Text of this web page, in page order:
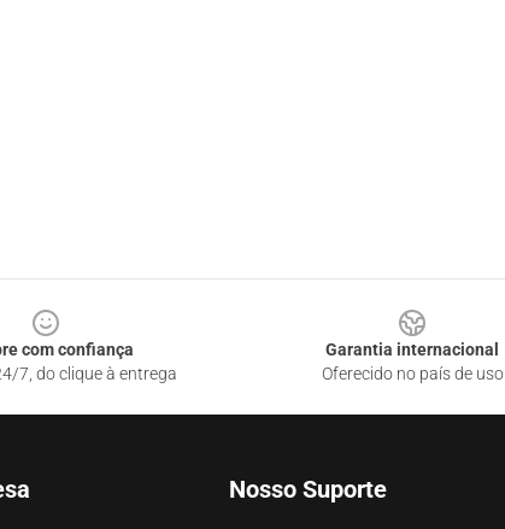
com confiança
7, do clique à entrega
Garantia internacional
Oferecido no país de uso
Nosso Suporte